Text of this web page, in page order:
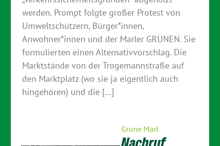
werden. Prompt folgte großer Protest von
Umweltschützern, Bürger*innen,
Anwohner*innen und der Marler GRÜNEN. Sie
formulierten einen Alternativvorschlag. Die
Marktstände von der Trogemannstraße auf
den Marktplatz (wo sie ja eigentlich auch
hingehören) und die […]
Grüne Marl